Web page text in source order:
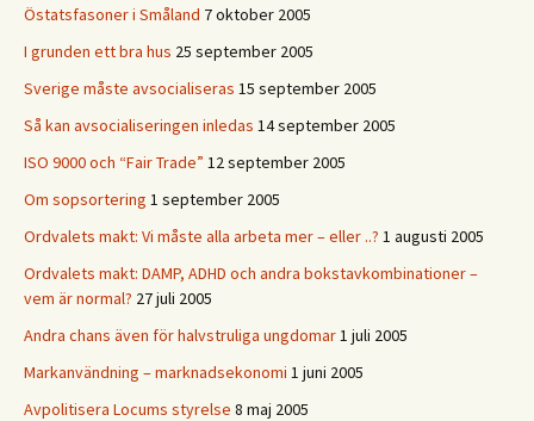
Östatsfasoner i Småland 7 oktober 2005
I grunden ett bra hus 25 september 2005
Sverige måste avsocialiseras 15 september 2005
Så kan avsocialiseringen inledas 14 september 2005
ISO 9000 och “Fair Trade” 12 september 2005
Om sopsortering 1 september 2005
Ordvalets makt: Vi måste alla arbeta mer – eller ..? 1 augusti 2005
Ordvalets makt: DAMP, ADHD och andra bokstavkombinationer –
vem är normal? 27 juli 2005
Andra chans även för halvstruliga ungdomar1 juli 2005
Markanvändning – marknadsekonomi 1 juni 2005
Avpolitisera Locums styrelse 8 maj 2005